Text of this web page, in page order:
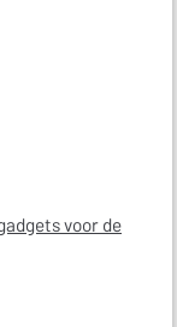
voor de